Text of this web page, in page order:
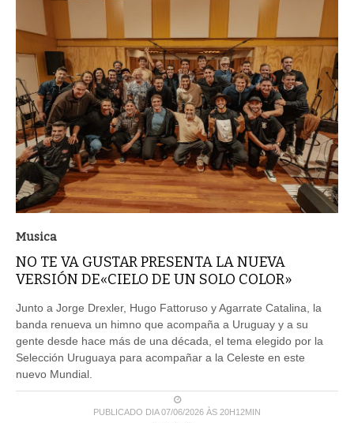
Musica
NO TE VA GUSTAR PRESENTA LA NUEVA
VERSIÓN DE«CIELO DE UN SOLO COLOR»
Junto a Jorge Drexler, Hugo Fattoruso y Agarrate Catalina, la
banda renueva un himno que acompaña a Uruguay y a su
gente desde hace más de una década, el tema elegido por la
Selección Uruguaya para acompañar a la Celeste en este
nuevo Mundial.
PUBLICADO DIA 07/06/2026 ÀS 20H12MIN